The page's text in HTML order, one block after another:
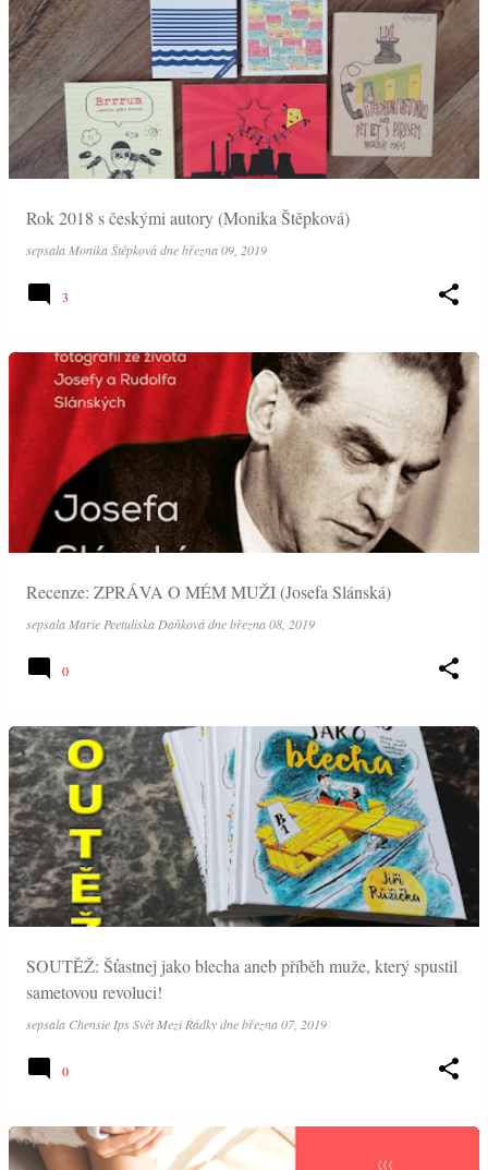
Rok 2018 s českými autory (Monika Štěpková)
sepsala Monika Štěpkovádnebřezna 09, 2019
3
Recenze: ZPRÁVA O MÉM MUŽI (Josefa Slánská)
sepsala Marie Peetuliska Daňkovádnebřezna 08, 2019
0
SOUTĚŽ: Šťastnej jako blecha aneb příběh muže, který spustil
sametovou revoluci!
sepsala Chensie Ips Svět Mezi Řádkydnebřezna 07, 2019
0